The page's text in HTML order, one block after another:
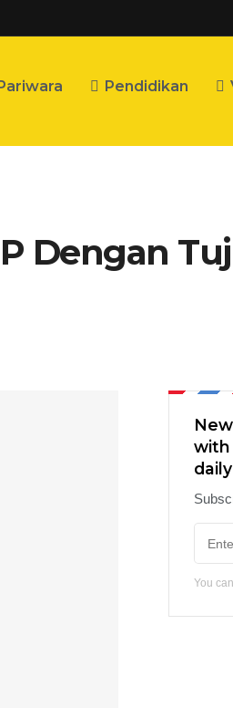
Pendidikan
Dengan
with
You